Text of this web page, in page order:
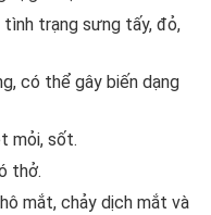
tình trạng sưng tấy, đỏ,
có thể gây biến dạng
mỏi, sốt.
thở.
mắt, chảy dịch mắt và